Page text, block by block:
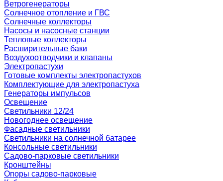
Ветрогенераторы
Солнечное отопление и ГВС
Солнечные коллекторы
Насосы и насосные станции
Тепловые коллекторы
Расширительные баки
Воздухоотводчики и клапаны
Электропастухи
Готовые комплекты электропастухов
Комплектующие для электропастуха
Генераторы импульсов
Освещение
Светильники 12/24
Новогоднее освещение
Фасадные светильники
Светильники на солнечной батарее
Консольные светильники
Садово-парковые светильники
Кронштейны
Опоры садово-парковые